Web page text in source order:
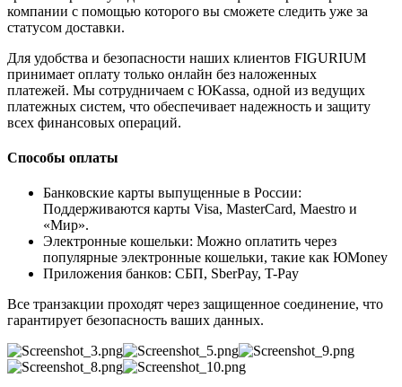
компании с помощью которого вы сможете следить уже за
статусом доставки.
Для удобства и безопасности наших клиентов FIGURIUM
принимает оплату только онлайн без наложенных
платежей. Мы сотрудничаем с ЮKassa, одной из ведущих
платежных систем, что обеспечивает надежность и защиту
всех финансовых операций.
Способы оплаты
Банковские карты выпущенные в России:
Поддерживаются карты Visa, MasterCard, Maestro и
«Мир».
Электронные кошельки: Можно оплатить через
популярные электронные кошельки, такие как ЮMoney
Приложения банков: СБП, SberPay, T-Pay
Все транзакции проходят через защищенное соединение, что
гарантирует безопасность ваших данных.